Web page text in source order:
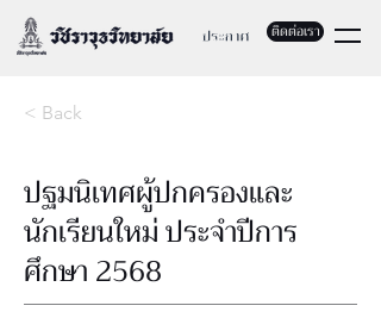
ติดต่อเรา
< Back
ปฐมนิเทศผู้ปกครองและ
นักเรียนใหม่ ประจำปีการ
ศึกษา 2568